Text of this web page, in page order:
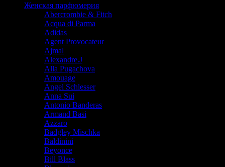
Женская парфюмерия
Abercrombie & Fitch
Acqua di Parma
Adidas
Agent Provocateur
Ajmal
Alexandre.J
Alla Pugachova
Amouage
Angel Schlesser
Anna Sui
Antonio Banderas
Armand Basi
Azzaro
Badgley Mischka
Baldinini
Beyonce
Bill Blass